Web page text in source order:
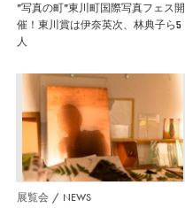
”写真の町”東川町国際写真フェス開
催！東川賞は伊奈英次、林典子ら5
人
展覧会 NEWS